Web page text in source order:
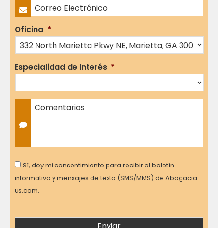
Correo Electrónico *
Oficina *
Especialidad de Interés *
Comentarios
Consent
Sí, doy mi consentimiento para recibir el boletín
informativo y mensajes de texto (SMS/MMS) de Abogacia-
us.com.